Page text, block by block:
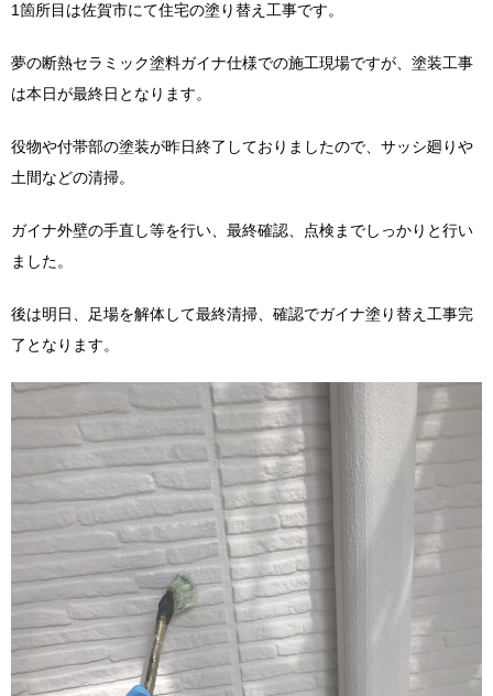
1箇所目は佐賀市にて住宅の塗り替え工事です。
夢の断熱セラミック塗料ガイナ仕様での施工現場ですが、塗装工事
は本日が最終日となります。
役物や付帯部の塗装が昨日終了しておりましたので、サッシ廻りや
土間などの清掃。
ガイナ外壁の手直し等を行い、最終確認、点検までしっかりと行い
ました。
後は明日、足場を解体して最終清掃、確認でガイナ塗り替え工事完
了となります。